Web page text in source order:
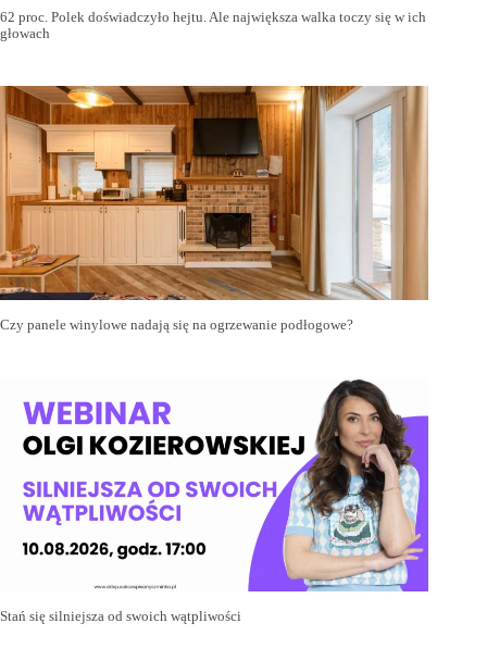
62 proc. Polek doświadczyło hejtu. Ale największa walka toczy się w ich
głowach
Czy panele winylowe nadają się na ogrzewanie podłogowe?
Stań się silniejsza od swoich wątpliwości